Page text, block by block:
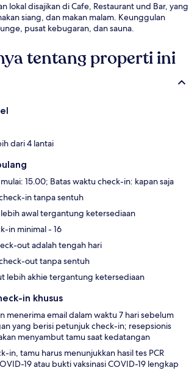
lokal disajikan di Cafe, Restaurant und Bar, yang
siang, dan makan malam. Keunggulan
pusat kebugaran, dan sauna.
tentang properti ini
dari 4 lantai
15.00; Batas waktu check-in: kapan saja
in tanpa sentuh
awal tergantung ketersediaan
in minimal - 16
out adalah tengah hari
out tanpa sentuh
lebih akhie tergantung ketersediaan
in khusus
menerima email dalam waktu 7 hari sebelum
yang berisi petunjuk check-in; resepsionis
menyambut tamu saat kedatangan
in, tamu harus menunjukkan hasil tes PCR
19 atau bukti vaksinasi COVID-19 lengkap